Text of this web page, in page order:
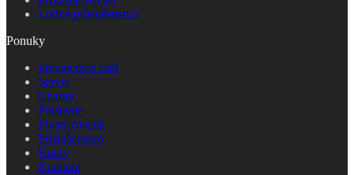
Lodné príslušenstvo
Ponuky
Predajcovia lodí
Servis
Charter
Poistenie
Financovanie
Príslušenstvo
Kurzy
Kapitáni